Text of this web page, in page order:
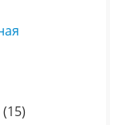
(15)